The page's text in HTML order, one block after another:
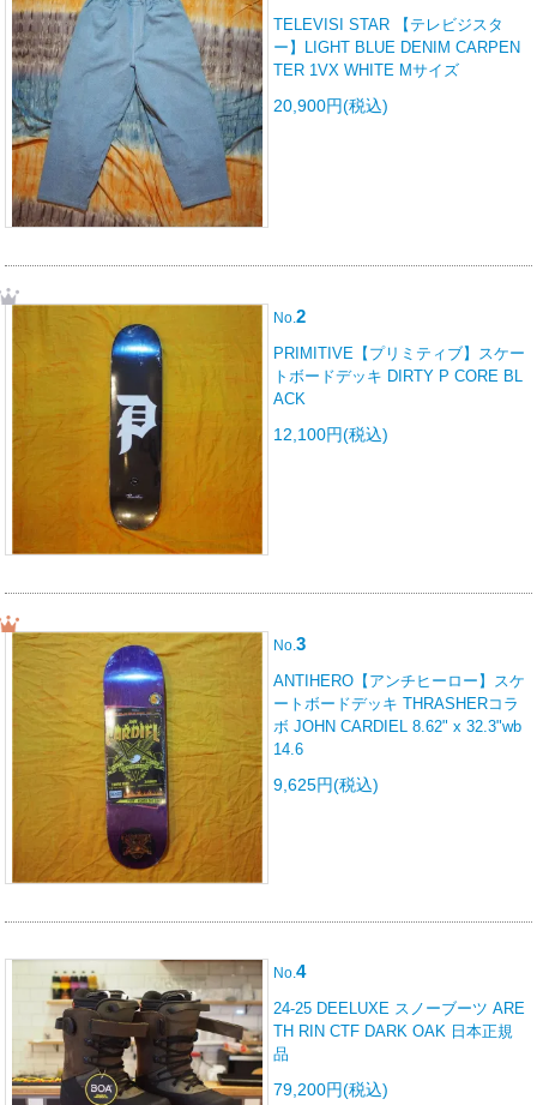
TELEVISI STAR 【テレビジスタ
ー】LIGHT BLUE DENIM CARPEN
TER 1VX WHITE Mサイズ
20,900円(税込)
No.2
PRIMITIVE【プリミティブ】スケー
トボードデッキ DIRTY P CORE BL
ACK
12,100円(税込)
No.3
ANTIHERO【アンチヒーロー】スケ
ートボードデッキ THRASHERコラ
ボ JOHN CARDIEL 8.62" x 32.3"wb
14.6
9,625円(税込)
No.4
24-25 DEELUXE スノーブーツ ARE
TH RIN CTF DARK OAK 日本正規
品
79,200円(税込)